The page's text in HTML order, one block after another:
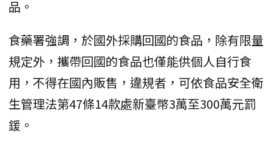
品。
食藥署強調，於國外採購回國的食品，除有限量
規定外，攜帶回國的食品也僅能供個人自行食
用，不得在國內販售，違規者，可依食品安全衛
生管理法第47條14款處新臺幣3萬至300萬元罰
鍰。